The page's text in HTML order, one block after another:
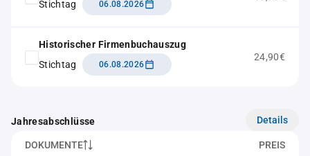
Stichtag
06.08.2026
Historischer Firmenbuchauszug
Stichtag
06.08.2026
24,90€
Jahresabschlüsse Details
DOKUMENTE PREIS